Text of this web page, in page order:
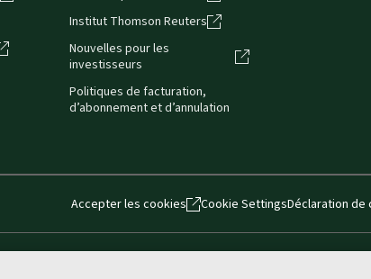
Institut Thomson Reuters
Nouvelles pour les
investisseurs
Politiques de facturation,
d’abonnement et d’annulation
Accepter les cookies Cookie SettingsDéclaration